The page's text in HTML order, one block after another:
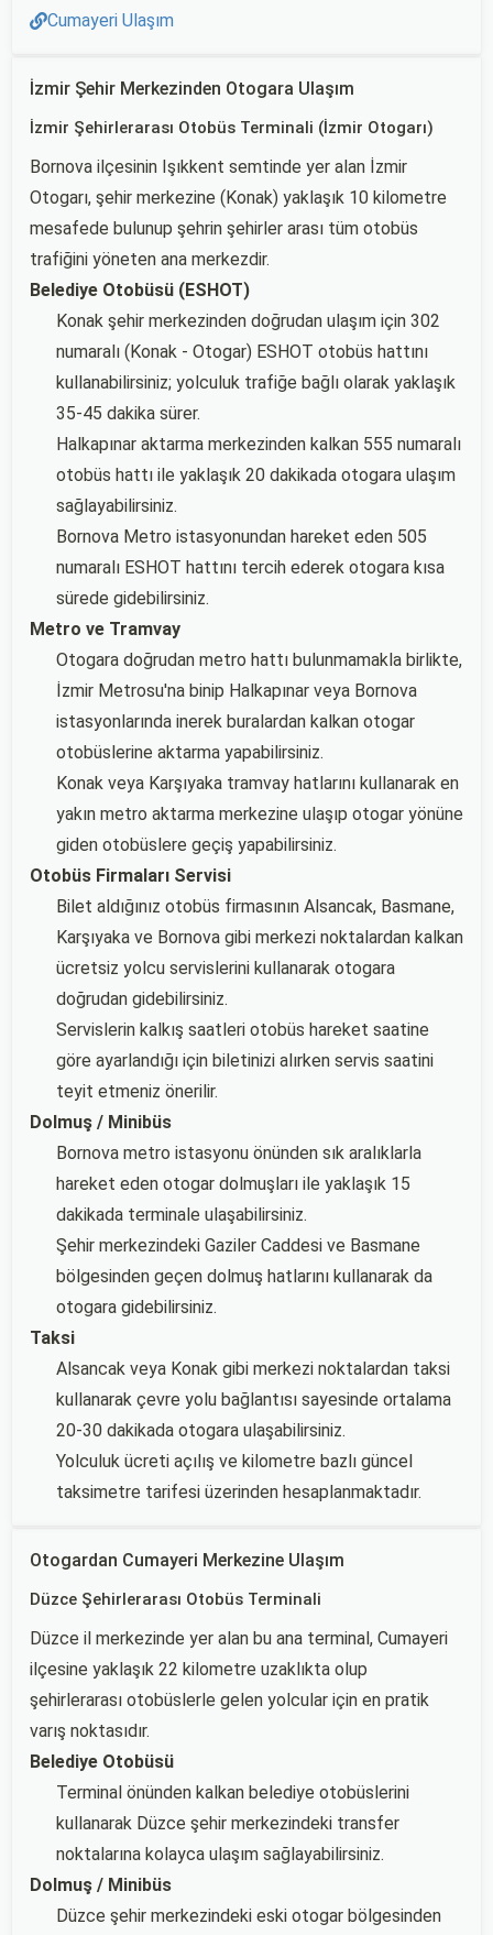
Cumayeri Ulaşım
İzmir Şehir Merkezinden Otogara Ulaşım
İzmir Şehirlerarası Otobüs Terminali (İzmir Otogarı)
Bornova ilçesinin Işıkkent semtinde yer alan İzmir
Otogarı, şehir merkezine (Konak) yaklaşık 10 kilometre
mesafede bulunup şehrin şehirler arası tüm otobüs
trafiğini yöneten ana merkezdir.
Belediye Otobüsü (ESHOT)
Konak şehir merkezinden doğrudan ulaşım için 302
numaralı (Konak - Otogar) ESHOT otobüs hattını
kullanabilirsiniz; yolculuk trafiğe bağlı olarak yaklaşık
35-45 dakika sürer.
Halkapınar aktarma merkezinden kalkan 555 numaralı
otobüs hattı ile yaklaşık 20 dakikada otogara ulaşım
sağlayabilirsiniz.
Bornova Metro istasyonundan hareket eden 505
numaralı ESHOT hattını tercih ederek otogara kısa
sürede gidebilirsiniz.
Metro ve Tramvay
Otogara doğrudan metro hattı bulunmamakla birlikte,
İzmir Metrosu'na binip Halkapınar veya Bornova
istasyonlarında inerek buralardan kalkan otogar
otobüslerine aktarma yapabilirsiniz.
Konak veya Karşıyaka tramvay hatlarını kullanarak en
yakın metro aktarma merkezine ulaşıp otogar yönüne
giden otobüslere geçiş yapabilirsiniz.
Otobüs Firmaları Servisi
Bilet aldığınız otobüs firmasının Alsancak, Basmane,
Karşıyaka ve Bornova gibi merkezi noktalardan kalkan
ücretsiz yolcu servislerini kullanarak otogara
doğrudan gidebilirsiniz.
Servislerin kalkış saatleri otobüs hareket saatine
göre ayarlandığı için biletinizi alırken servis saatini
teyit etmeniz önerilir.
Dolmuş / Minibüs
Bornova metro istasyonu önünden sık aralıklarla
hareket eden otogar dolmuşları ile yaklaşık 15
dakikada terminale ulaşabilirsiniz.
Şehir merkezindeki Gaziler Caddesi ve Basmane
bölgesinden geçen dolmuş hatlarını kullanarak da
otogara gidebilirsiniz.
Taksi
Alsancak veya Konak gibi merkezi noktalardan taksi
kullanarak çevre yolu bağlantısı sayesinde ortalama
20-30 dakikada otogara ulaşabilirsiniz.
Yolculuk ücreti açılış ve kilometre bazlı güncel
taksimetre tarifesi üzerinden hesaplanmaktadır.
Otogardan Cumayeri Merkezine Ulaşım
Düzce Şehirlerarası Otobüs Terminali
Düzce il merkezinde yer alan bu ana terminal, Cumayeri
ilçesine yaklaşık 22 kilometre uzaklıkta olup
şehirlerarası otobüslerle gelen yolcular için en pratik
varış noktasıdır.
Belediye Otobüsü
Terminal önünden kalkan belediye otobüslerini
kullanarak Düzce şehir merkezindeki transfer
noktalarına kolayca ulaşım sağlayabilirsiniz.
Dolmuş / Minibüs
Düzce şehir merkezindeki eski otogar bölgesinden